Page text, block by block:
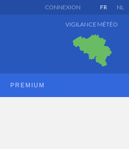
FR NL
CONNEXION
VIGILANCE MÉTÉO
PREMIUM